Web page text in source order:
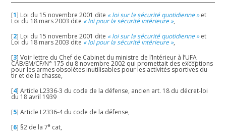
[1] Loi du 15 novembre 2001 dite « loi sur la sécurité quotidienne »et
Loi du 18 mars 2003 dite « loi pour la sécurité intérieure »,
[2] Loi du 15 novembre 2001 dite « loi sur la sécurité quotidienne »et
Loi du 18 mars 2003 dite « loi pour la sécurité intérieure »,
[3]Voir lettre du Chef de Cabinet du ministre de l’Intérieur à l’UFA
CAB/EM/CF/N° 175 du 8 novembre 2002 qui promettait des exceptions
pour les armes obsolètes inutilisables pour les activités sportives du
tir et de la chasse,
[4]Article L2336-3 du code de la défense, ancien art. 18 du décret-loi
du 18 avril 1939
[5]Article L2336-4 du code de la défense,
[6] §2 de la 7e cat,